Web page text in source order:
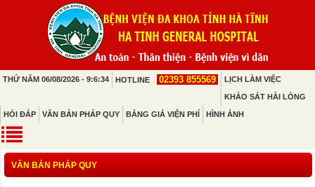
THỨ NĂM 06/08/2026 - 9:6:34 HOTLINE 02393 855569 LỊCH LÀM VIỆC
KHẢO SÁT HÀI LÒNG
HỎI ĐÁP VĂN BẢN PHÁP QUY BẢNG GIÁ VIỆN PHÍ HÌNH ẢNH
VĂN BẢN PHÁP QUY